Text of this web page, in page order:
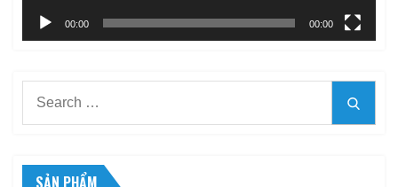
00:00 00:00
SẢN PHẨM